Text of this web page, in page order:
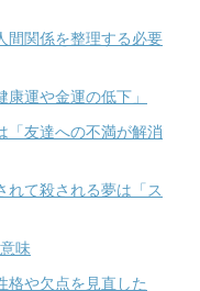
間関係を整理する必要
運や金運の低下」
「友達への不満が解消
れて殺される夢は「ス
味
格や欠点を見直した